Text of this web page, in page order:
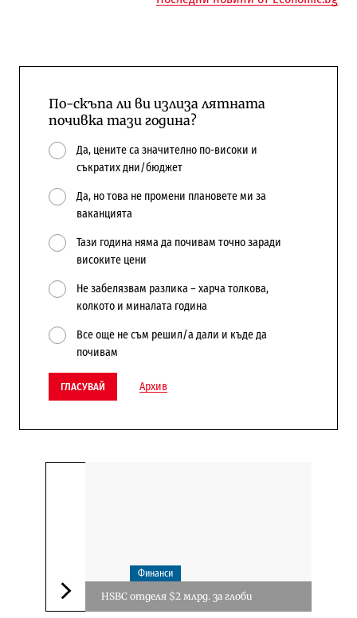
По-скъпа ли ви излиза лятната
почивка тази година?
Да, цените са значително по-високи и
съкратих дни/бюджет
Да, но това не промени плановете ми за
ваканцията
Тази година няма да почивам точно заради
високите цени
Не забелязвам разлика – харча толкова,
колкото и миналата година
Все още не съм решил/а дали и къде да
почивам
ГЛАСУВАЙ Архив
Финанси
HSBC отделя $2 млрд. за глоби